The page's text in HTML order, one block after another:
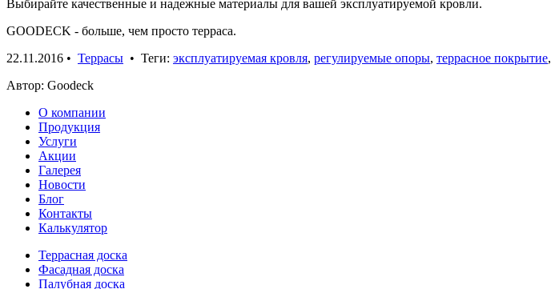
Выбирайте качественные и надежные материалы для вашей эксплуатируемой кровли.
GOODECK - больше, чем просто терраса.
22.11.2016 • Террасы • Теги: эксплуатируемая кровля, регулируемые опоры, террасное покрытие,
Автор: Goodeck
О компании
Продукция
Услуги
Акции
Галерея
Новости
Блог
Контакты
Калькулятор
Террасная доска
Фасадная доска
Палубная доска